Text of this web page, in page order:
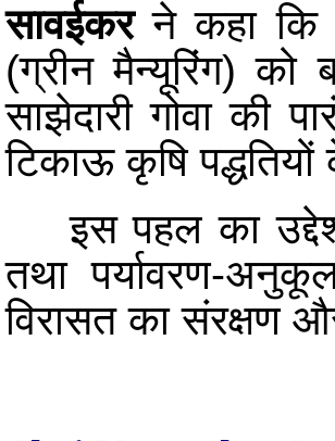
सावईकरने कहा कि
(ग्रीन मैन्यूरिंग)
साझेदारी गोवा की
टिकाऊ कृषि
इस पहल का
तथा पर्यावरण-
विरासत का संरक्षण